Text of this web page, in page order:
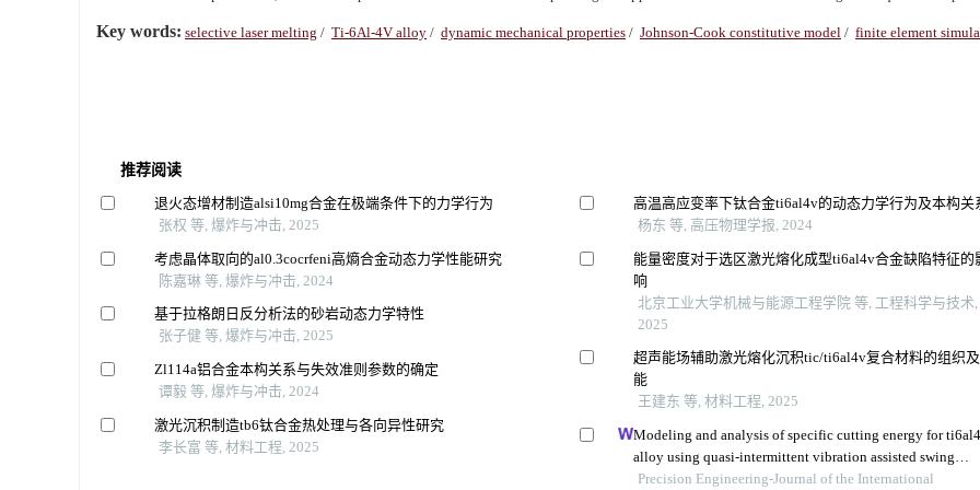
Key words: selective laser melting / Ti-6Al-4V alloy / dynamic mechanical properties / Johnson-Cook constitutive model / finite element
推荐阅读
退火态增材制造alsi10mg合金在极端条件下的力学行为
张权 等, 爆炸与冲击, 2025
考虑晶体取向的al0.3cocrfeni高熵合金动态力学性能研究
陈嘉琳 等, 爆炸与冲击, 2024
基于拉格朗日反分析法的砂岩动态力学特性
张子健 等, 爆炸与冲击, 2025
Zl114a铝合金本构关系与失效准则参数的确定
谭毅 等, 爆炸与冲击, 2024
激光沉积制造tb6钛合金热处理与各向异性研究
李长富 等, 材料工程, 2025
高温高应变率下钛合金ti6al4v的动态力学行为及本构关
杨东 等, 高压物理学报, 2024
能量密度对于选区激光熔化成型ti6al4v合金缺陷特征的
响
北京工业大学机械与能源工程学院 等, 工程科学与技术,
2025
超声能场辅助激光熔化沉积tic/ti6al4v复合材料的组织
能
王建东 等, 材料工程, 2025
Modeling and analysis of specific cutting energy for
alloy using quasi-intermittent vibration assisted swing
cutting
Precision Engineering-Journal of the International